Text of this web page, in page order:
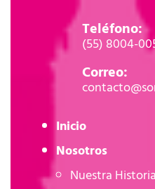
Teléfono:
(55) 8004-
Correo:
Inicio
Nosotros
Nuestra Historia